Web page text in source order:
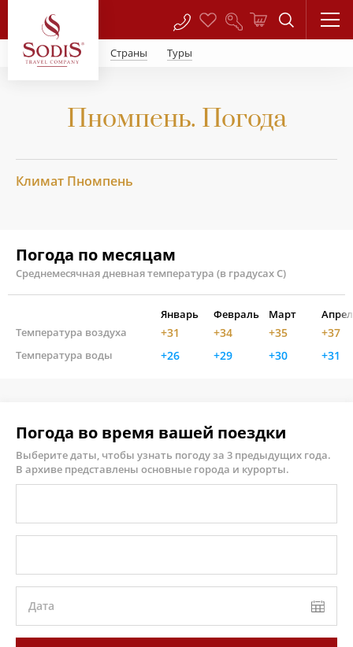
Страны Туры
Пномпень. Погода
Климат Пномпень
Погода по месяцам
Среднемесячная дневная температура (в градусах С)
Январь Февраль Март
Температура воздуха
+31 +34 +35 +37
Температура воды +26 +29 +30 +31
Погода во время вашей поездки
Выберите даты, чтобы узнать погоду за 3 предыдущих года.
В архиве представлены основные города и курорты.
Дата